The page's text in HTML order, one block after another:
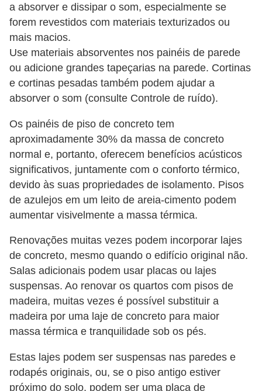
a absorver e dissipar o som, especialmente se
forem revestidos com materiais texturizados ou
mais macios.
Use materiais absorventes nos painéis de parede
ou adicione grandes tapeçarias na parede. Cortinas
e cortinas pesadas também podem ajudar a
absorver o som (consulte Controle de ruído).
Os painéis de piso de concreto tem
aproximadamente 30% da massa de concreto
normal e, portanto, oferecem benefícios acústicos
significativos, juntamente com o conforto térmico,
devido às suas propriedades de isolamento. Pisos
de azulejos em um leito de areia-cimento podem
aumentar visivelmente a massa térmica.
Renovações muitas vezes podem incorporar lajes
de concreto, mesmo quando o edifício original não.
Salas adicionais podem usar placas ou lajes
suspensas. Ao renovar os quartos com pisos de
madeira, muitas vezes é possível substituir a
madeira por uma laje de concreto para maior
massa térmica e tranquilidade sob os pés.
Estas lajes podem ser suspensas nas paredes e
rodapés originais, ou, se o piso antigo estiver
próximo do solo, podem ser uma placa de